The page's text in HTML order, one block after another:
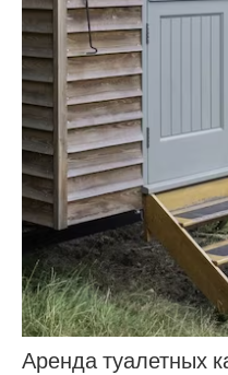
Аренда туалетных